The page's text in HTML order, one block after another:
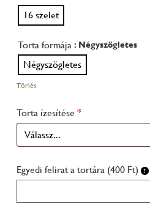
16 szelet
Torta formája : Négyszögletes
Négyszögletes
Törlés
Egyedi felirat a tortára (400 Ft)
Torta ízesítése *